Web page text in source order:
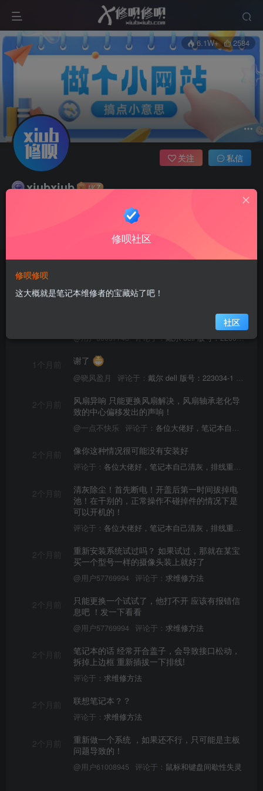
6.1W+ 2584
xiubxiub
担忧不会清空明日的烦恼，它只会丧失今日的勇气
关注 私信
帖子192
@用户50097748 评论于：戴尔 dell 版号：223034-1 点位图
1个月前 谢了
@晓风盈月 评论于： 戴尔 dell 版号：223034-1 点位图
2个月前
风扇异响 只能更换风扇解决，风扇轴承老化导
致的中心偏移发出的声响！
@一点不快乐 评论于： 各位大佬好，笔记本自己清灰，排线重插后无法开机求助。
2个月前 像你这种情况很可能没有安装好
评论于： 各位大佬好，笔记本自己清灰，排线重插后无法开机求助。
2个月前
清灰除尘！首先断电！开盖后第一时间拔掉电
池！在干别的，正常操作不碰掉件的情况下是
可以开机的！
评论于： 各位大佬好，笔记本自己清灰，排线重插后无法开机求助。
2个月前
重新安装系统试过吗？ 如果试过，那就在某宝
买一个型号一样的摄像头装上就好了
@用户57769994 评论于： 求维修方法
2个月前
只能更换一个试试了，他打不开 应该有报错信
息吧 ！发一下看看
@用户57769994 评论于： 求维修方法
2个月前
笔记本的话 经常开合盖子，会导致接口松动，
拆掉上边框 重新插拔一下排线!
评论于： 求维修方法
2个月前 联想笔记本？？
评论于： 求维修方法
2个月前
重新做一个系统 ，如果还不行，只可能是主板
问题导致的！
@用户61008945 评论于： 鼠标和键盘间歇性失灵
修呗社区
修呗修呗
这大概就是笔记本维修者的宝藏站了吧！
社区